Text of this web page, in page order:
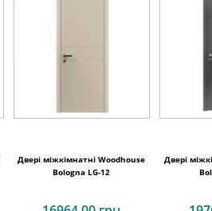
Двері міжкімнатні Woodhouse
Bologna LG-12
Двері